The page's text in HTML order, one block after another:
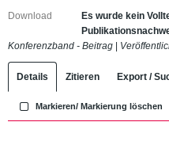
Download
Es wurde kein
Konferenzband - Beitrag
Details Zitieren Export /
Markieren/ Markierung löschen